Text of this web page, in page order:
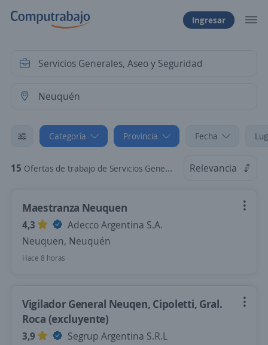
Ingresar
Categoría Provincia Fecha
15 Ofertas de trabajo de Servicios Generales, Aseo y Seguridad en Neuquén Relevancia
Maestranza Neuquen
4,3
Adecco Argentina S.A.
Neuquen, Neuquén
Hace 8 horas
Vigilador General Neuqen, Cipoletti, Gral.
Roca (excluyente)
3,9
Segrup Argentina S.R.L